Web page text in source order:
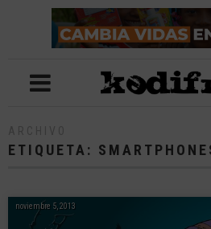
ETIQUETA:
noviembre 5, 2013